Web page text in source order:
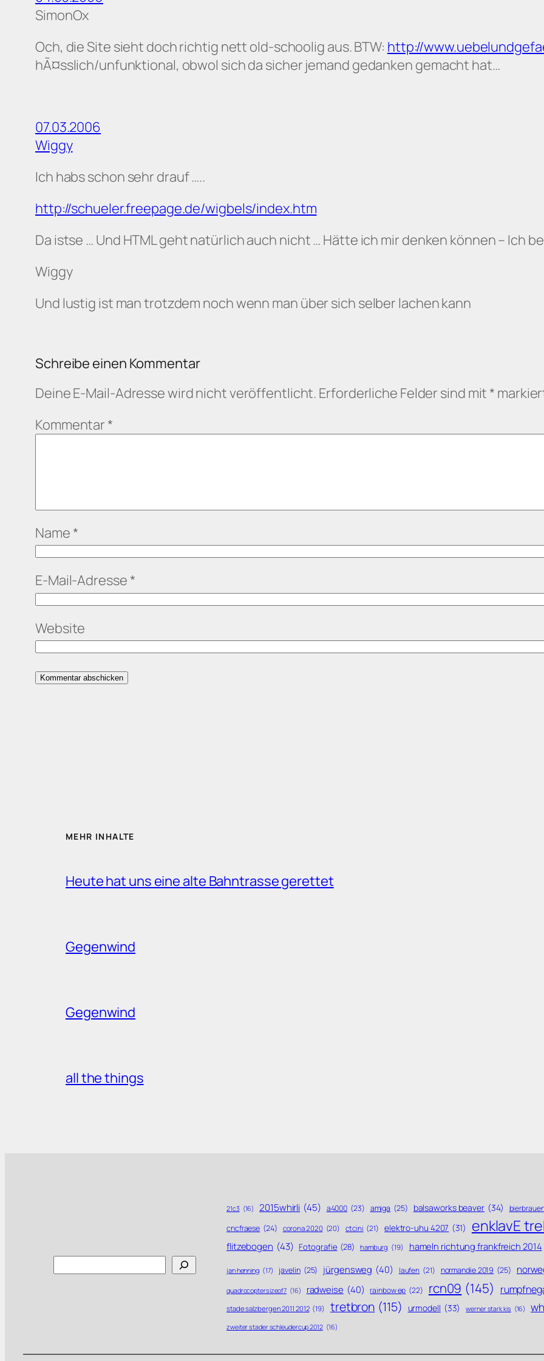
SimonOx
Och, die Site sieht doch richtig nett old-schoolig aus. BTW: http://
hÃ¤sslich/unfunktional, obwol sich da sicher jemand gedanken gemacht hat…
07.03.2006
Wiggy
Ich habs schon sehr drauf …..
http://schueler.freepage.de/wigbels/index.htm
Da istse … Und HTML geht natürlich auch nicht … Hätte ich mir denken können – Ich
Wiggy
Und lustig ist man trotzdem noch wenn man über sich selber lachen kann
Schreibe einen Kommentar
Deine E-Mail-Adresse wird nicht veröffentlicht. Erforderliche Felder sind mit *
Kommentar *
Name *
E-Mail-Adresse *
Website
MEHR INHALTE
Heute hat uns eine alte Bahntrasse gerettet
Gegenwind
Gegenwind
all the things
21c3 (16) 2015whirli (45) a4000 (23) amiga (25) balsaworks beaver (34)
cncfraese (24) corona 2020 (20) ctcini (21) elektro-uhu 4207 (31) enklavE
flitzebogen (43) Fotografie (28) hamburg (19) hameln richtung frankfreich 2014
jan henning (17) javelin (25) jürgensweg (40) laufen (21) normandie 2019 (25)
quadrocoptersizeof7 (16) radweise (40) rainbow ep (22) rcn09 (145)
stade salzbergen 2011 2012 (19) tretbron (115) urmodell (33) werner stark kis (16)
zweiter stader schleudercup 2012 (16)